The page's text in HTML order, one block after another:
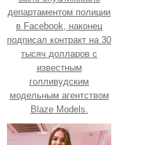
департаментом полиции
в Facebook, наконец
подписал контракт на 30
тысяч долларов с
известным
голливудским
модельным агентством
Blaze Models.